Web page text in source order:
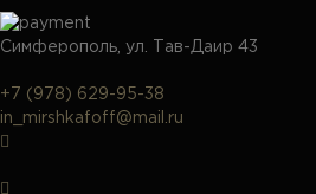
Симферополь, ул. Тав-Даир 43
+7 (978) 629-95-38
in_mirshkafoff@mail.ru